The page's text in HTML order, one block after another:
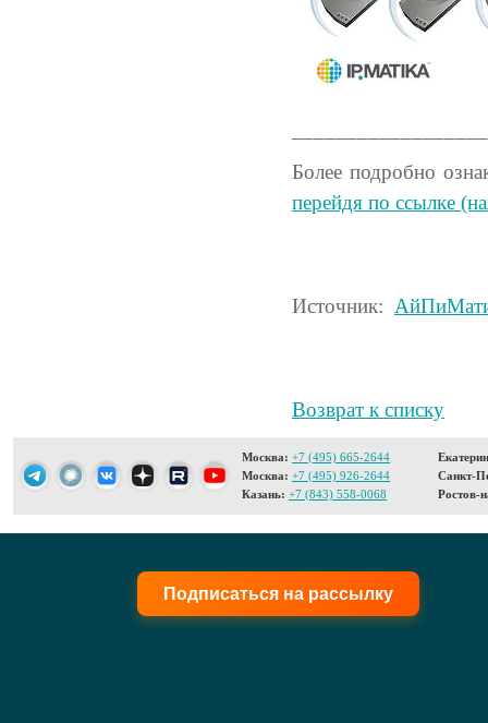
Более подробно
перейдя по ссылке
Источник:
Возврат к списку
Москва: +7 (495) 665-2644
Москва: +7 (495) 926-2644
Казань: +7 (843) 558-0068
Санкт-
Ростов-
Подписаться на рассылку